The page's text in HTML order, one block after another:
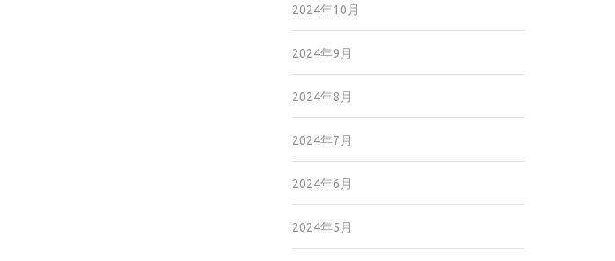
2024年10月
2024年9月
2024年8月
2024年7月
2024年6月
2024年5月